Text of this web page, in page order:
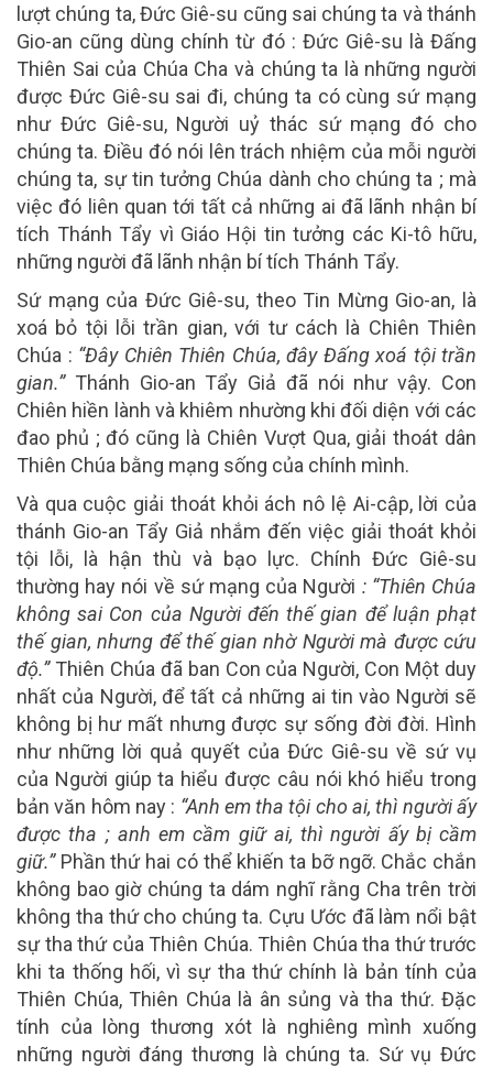
lượt chúng ta, Đức Giê-su cũng sai chúng ta và thánh
Gio-an cũng dùng chính từ đó : Đức Giê-su là Đấng
Thiên Sai của Chúa Cha và chúng ta là những người
được Đức Giê-su sai đi, chúng ta có cùng sứ mạng
như Đức Giê-su, Người uỷ thác sứ mạng đó cho
chúng ta. Điều đó nói lên trách nhiệm của mỗi người
chúng ta, sự tin tưởng Chúa dành cho chúng ta ; mà
việc đó liên quan tới tất cả những ai đã lãnh nhận bí
tích Thánh Tẩy vì Giáo Hội tin tưởng các Ki-tô hữu,
những người đã lãnh nhận bí tích Thánh Tẩy.
Sứ mạng của Đức Giê-su, theo Tin Mừng Gio-an, là
xoá bỏ tội lỗi trần gian, với tư cách là Chiên Thiên
Chúa : “Đây Chiên Thiên Chúa, đây Đấng xoá tội trần
gian.”Thánh Gio-an Tẩy Giả đã nói như vậy. Con
Chiên hiền lành và khiêm nhường khi đối diện với các
đao phủ ; đó cũng là Chiên Vượt Qua, giải thoát dân
Thiên Chúa bằng mạng sống của chính mình.
Và qua cuộc giải thoát khỏi ách nô lệ Ai-cập, lời của
thánh Gio-an Tẩy Giả nhắm đến việc giải thoát khỏi
tội lỗi, là hận thù và bạo lực. Chính Đức Giê-su
thường hay nói về sứ mạng của Người : “Thiên Chúa
không sai Con của Người đến thế gian để luận phạt
thế gian, nhưng để thế gian nhờ Người mà được cứu
độ.”Thiên Chúa đã ban Con của Người, Con Một duy
nhất của Người, để tất cả những ai tin vào Người sẽ
không bị hư mất nhưng được sự sống đời đời. Hình
như những lời quả quyết của Ðức Giê-su về sứ vụ
của Người giúp ta hiểu được câu nói khó hiểu trong
bản văn hôm nay : “Anh em tha tội cho ai, thì người ấy
được tha ; anh em cầm giữ ai, thì người ấy bị cầm
giữ.”Phần thứ hai có thể khiến ta bỡ ngỡ. Chắc chắn
không bao giờ chúng ta dám nghĩ rằng Cha trên trời
không tha thứ cho chúng ta. Cựu Ước đã làm nổi bật
sự tha thứ của Thiên Chúa. Thiên Chúa tha thứ trước
khi ta thống hối, vì sự tha thứ chính là bản tính của
Thiên Chúa, Thiên Chúa là ân sủng và tha thứ. Đặc
tính của lòng thương xót là nghiêng mình xuống
những người đáng thương là chúng ta. Sứ vụ Đức